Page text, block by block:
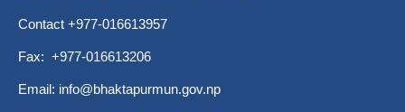
Contact +977-016613957
Fax: +977-016613206
Email: info@bhaktapurmun.gov.np